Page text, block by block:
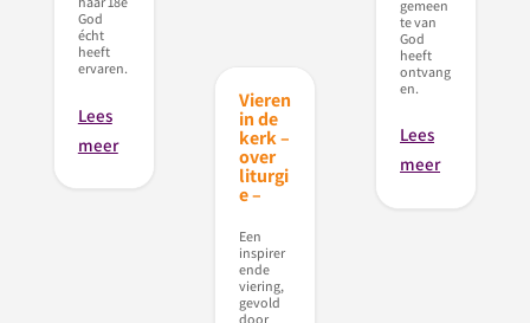
gemeen
te van
God
heeft
ontvang
en.
Lees
meer
God
écht
heeft
ervaren.
Lees
meer
Vieren
in de
kerk –
over
liturgi
e –
Een
inspirer
ende
viering,
gevold
door